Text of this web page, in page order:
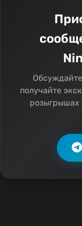
получайте
розыгрышах